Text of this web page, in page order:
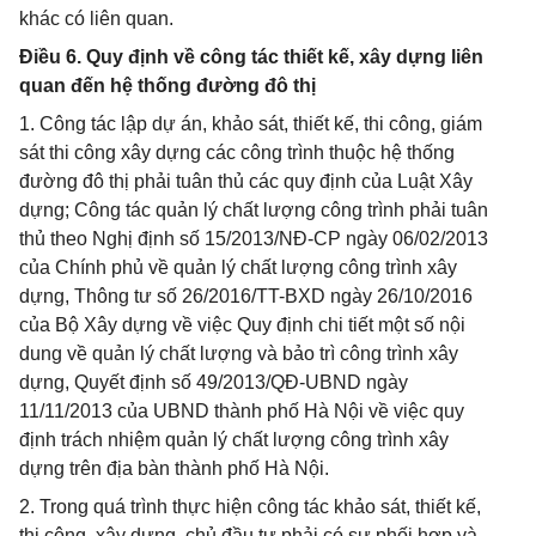
khác có liên quan.
Điều 6. Quy định về công tác thiết kế, xây dựng liên
quan đến hệ thống đường đô thị
1. Công tác lập dự án, khảo sát, thiết kế, thi công, giám
sát thi công xây dựng các công trình thuộc hệ thống
đường đô thị phải tuân thủ các quy định của Luật Xây
dựng; Công tác quản lý chất lượng công trình phải tuân
thủ theo Nghị định số 15/2013/NĐ-CP ngày 06/02/2013
của Chính phủ về quản lý chất lượng công trình xây
dựng, Thông tư số 26/2016/TT-BXD ngày 26/10/2016
của Bộ Xây dựng về việc Quy định chi tiết một số nội
dung về quản lý chất lượng và bảo trì công trình xây
dựng, Quyết định số 49/2013/QĐ-UBND ngày
11/11/2013 của UBND thành phố Hà Nội về việc quy
định trách nhiệm quản lý chất lượng công trình xây
dựng trên địa bàn thành phố Hà Nội.
2. Trong quá trình thực hiện công tác khảo sát, thiết kế,